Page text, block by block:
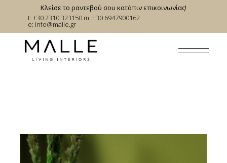
t: +30 2310 323150 m: +30 6947900162
e: info@malle.gr
Κλείσε το ραντεβού σου κατόπιν επικοινωνίας!